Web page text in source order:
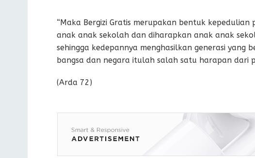
“Maka Bergizi Gratis merupakan bentuk
anak anak sekolah dan diharapkan anak anak
sehingga kedepannya menghasilkan generasi yang
bangsa dan negara itulah salah satu harapan dari
(Arda 72)